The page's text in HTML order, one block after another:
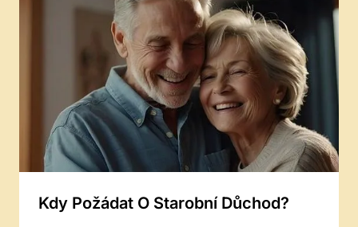
Kdy Požádat O Starobní Důchod?